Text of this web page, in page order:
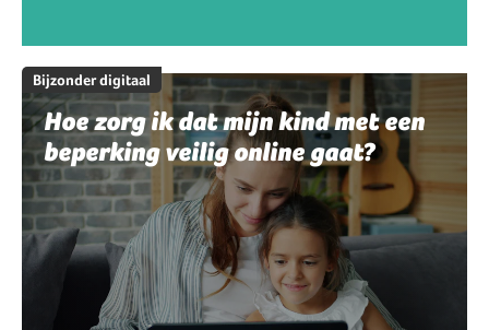
Bijzonder digitaal
Hoe zorg ik dat mijn kind met een
beperking veilig online gaat?